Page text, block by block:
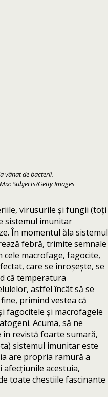
vânat de bacterii.
Subjects/Getty Images
virusurile și fungii (toți
sistemul imunitar
În momentul ăla sistemul
febră, trimite semnale
cele macrofage, fagocite,
care se înroșește, se
că temperatura
astfel încât să se
primind vestea că
fagocitele și macrofagele
Acuma, să ne
revistă foarte sumară,
sistemul imunitar este
are propria ramură a
afecțiunile acestuia,
toate chestiile fascinante